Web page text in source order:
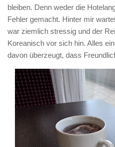
bleiben. Denn weder die
Fehler gemacht. Hinter mir
war ziemlich stressig und der
Koreanisch vor sich hin. Alles
davon überzeugt, dass